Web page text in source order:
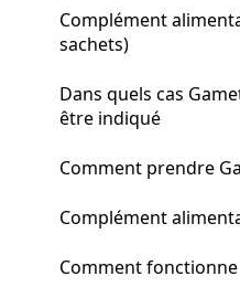
Complément
sachets)
Dans quels cas
être indiqué
Comment prendre
Complément
Comment